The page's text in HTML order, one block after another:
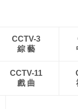
CCTV-3
綜 藝
CCTV-11
戲 曲